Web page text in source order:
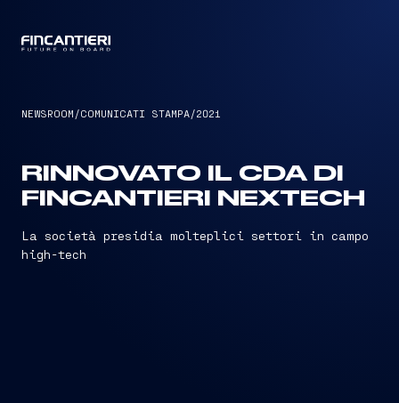
NEWSROOM /COMUNICATI STAMPA/2021
RINNOVATO IL CDA DI
FINCANTIERI NEXTECH
La società presidia molteplici settori in campo
high-tech